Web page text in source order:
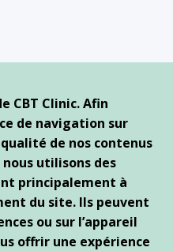
261
Est
CBT Clinic. Afin
de navigation sur
de nos contenus
utilisons des
principalement à
du site. Ils peuvent
ou sur l’appareil
offrir une expérience